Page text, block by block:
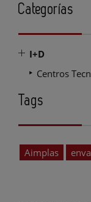
Categorías
I+D
Centros
Tags
Aimplas